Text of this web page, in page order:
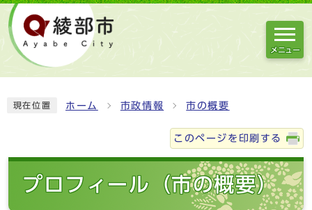
メニュー
現在位置 ホーム 市政情報 市の概要
このページを印刷する
プロフィール（市の概要）